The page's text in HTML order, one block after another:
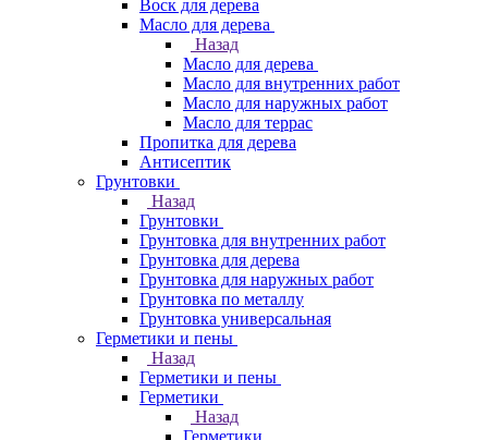
Воск для дерева
Масло для дерева
Назад
Масло для дерева
Масло для внутренних работ
Масло для наружных работ
Масло для террас
Пропитка для дерева
Антисептик
Грунтовки
Назад
Грунтовки
Грунтовка для внутренних работ
Грунтовка для дерева
Грунтовка для наружных работ
Грунтовка по металлу
Грунтовка универсальная
Герметики и пены
Назад
Герметики и пены
Герметики
Назад
Герметики